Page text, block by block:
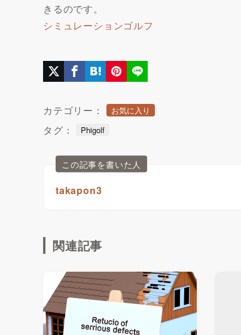
きるのです。
シミュレーションゴルフ
カテゴリー： お気に入り
タグ： Phigolf
この記事を書いた人
takapon3
関連記事